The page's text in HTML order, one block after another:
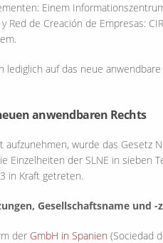
Einem
de Creación de Empresas:
auf das neue
anwendbaren Rechts
aufzunehmen, wurde das Gesetz
Einzelheiten der SLNE in sieben
in Kraft getreten.
Gesellschaftsname und -
der GmbH in Spanien (Sociedad